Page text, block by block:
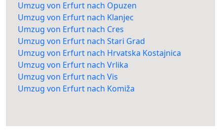
Umzug von Erfurt nach Opuzen
Umzug von Erfurt nach Klanjec
Umzug von Erfurt nach Cres
Umzug von Erfurt nach Stari Grad
Umzug von Erfurt nach Hrvatska Kostajnica
Umzug von Erfurt nach Vrlika
Umzug von Erfurt nach Vis
Umzug von Erfurt nach Komiža